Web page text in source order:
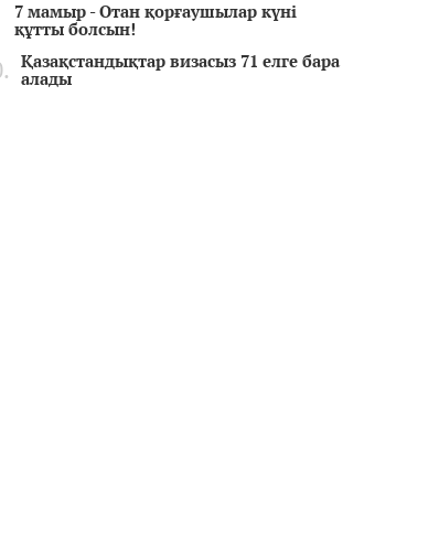
7 мамыр - Отан қорғаушылар күні
құтты болсын!
Қазақстандықтар визасыз 71 елге бара
алады